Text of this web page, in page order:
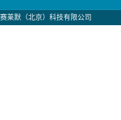
赛莱默（北京）科技有限公司